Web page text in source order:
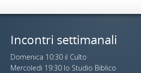
Incontri settimanali
Domenica 10:30 il Culto
Mercoledi 19:30 lo Studio Biblico